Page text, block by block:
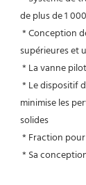
de plus de 1
supérieures et
* La vanne
minimise les
solides
* Fraction
* Sa